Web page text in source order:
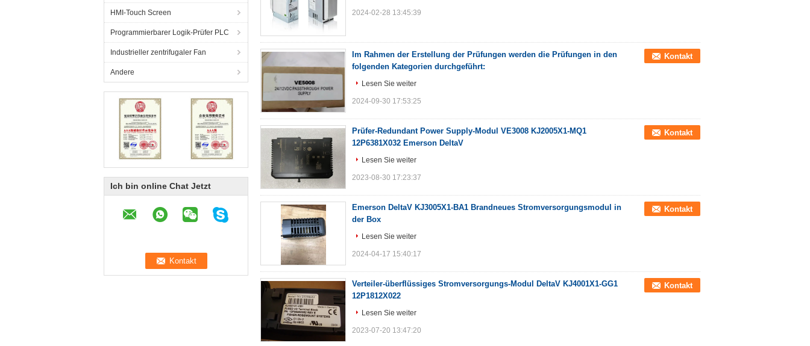
HMI-Touch Screen
Programmierbarer Logik-Prüfer PLC
Industrieller zentrifugaler Fan
Andere
Ich bin online Chat Jetzt
2024-02-28 13:45:39
Im Rahmen der Erstellung der Prüfungen werden die Prüfungen in den
folgenden Kategorien durchgeführt:
Kontakt
Lesen Sie weiter
2024-09-30 17:53:25
Prüfer-Redundant Power Supply-Modul VE3008 KJ2005X1-MQ1
12P6381X032 Emerson DeltaV
Kontakt
Lesen Sie weiter
2023-08-30 17:23:37
Emerson DeltaV KJ3005X1-BA1 Brandneues Stromversorgungsmodul in
der Box
Kontakt
Lesen Sie weiter
2024-04-17 15:40:17
Verteiler-überflüssiges Stromversorgungs-Modul DeltaV KJ4001X1-GG1
12P1812X022
Kontakt
Lesen Sie weiter
2023-07-20 13:47:20